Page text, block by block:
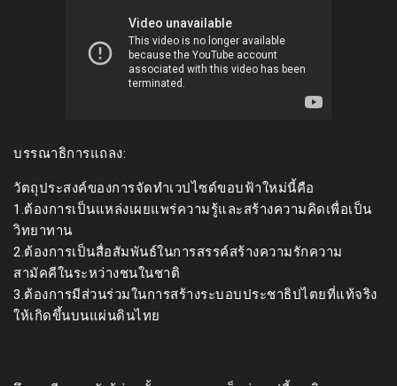
บรรณาธิการแถลง:
วัตถุประสงค์ของการจัดทำเวปไซด์ขอบฟ้าใหม่นี้คือ
1.ต้องการเป็นแหล่งเผยแพร่ความรู้และสร้างความคิดเพื่อเป็น
วิทยาทาน
2.ต้องการเป็นสื่อสัมพันธ์ในการสรรค์สร้างความรักความ
สามัคคีในระหว่างชนในชาติ